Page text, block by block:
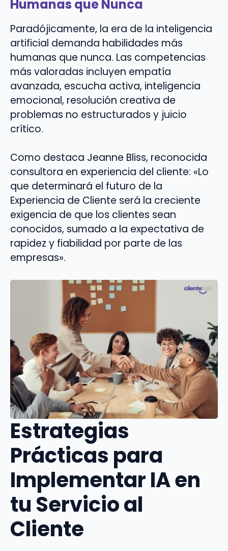
Humanas que Nunca
Paradójicamente, la era de la inteligencia
artificial demanda habilidades más
humanas que nunca. Las competencias
más valoradas incluyen empatía
avanzada, escucha activa, inteligencia
emocional, resolución creativa de
problemas no estructurados y juicio
crítico.
Como destaca Jeanne Bliss, reconocida
consultora en experiencia del cliente: «Lo
que determinará el futuro de la
Experiencia de Cliente será la creciente
exigencia de que los clientes sean
conocidos, sumado a la expectativa de
rapidez y fiabilidad por parte de las
empresas».
Estrategias
Prácticas para
Implementar IA en
tu Servicio al
Cliente